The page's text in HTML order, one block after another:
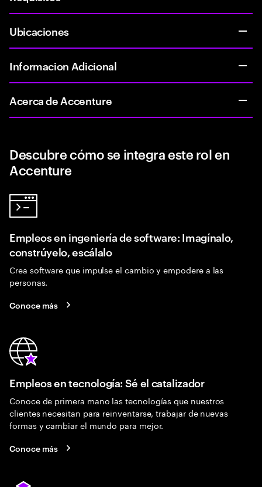
Ubicaciones
Informacion Adicional
Acerca de Accenture
Descubre cómo se integra este rol en
Accenture
Empleos en ingeniería de software: Imagínalo,
constrúyelo, escálalo
Crea software que impulse el cambio y empodere a las
personas.
Conoce más
Empleos en tecnología: Sé el catalizador
Conoce de primera mano las tecnologías que nuestros
clientes necesitan para reinventarse, trabajar de nuevas
formas y cambiar el mundo para mejor.
Conoce más